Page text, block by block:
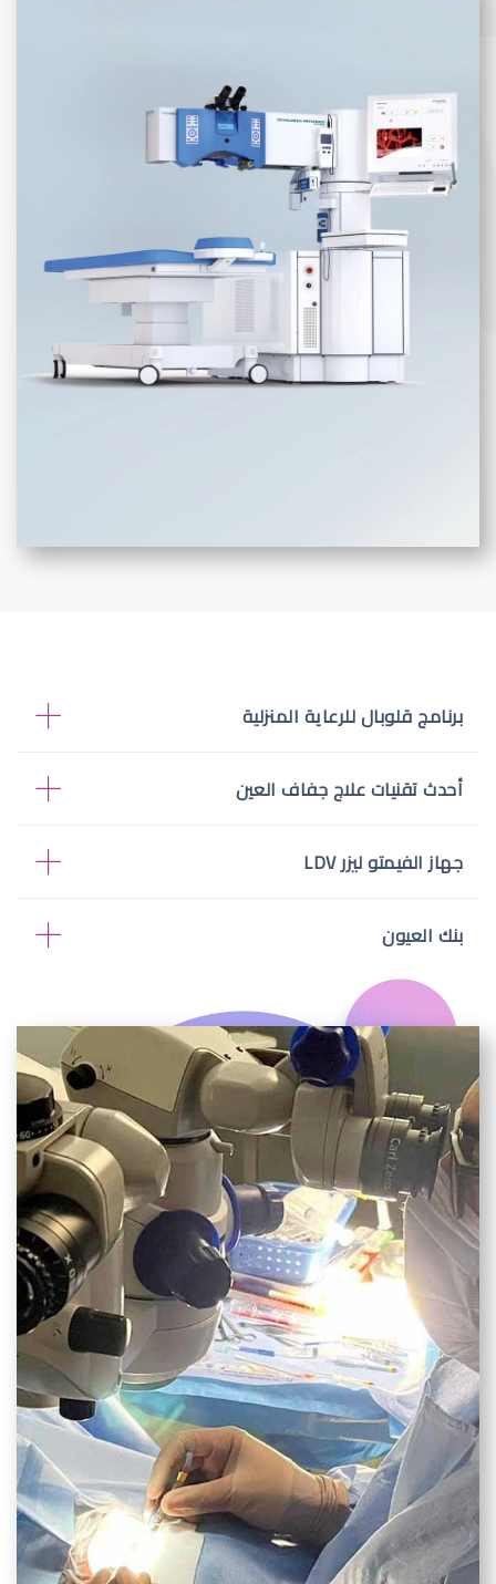
برنامج قلوبال للرعاية المنزلية
أحدث تقنيات علاج جفاف العين
جهاز الفيمتو ليزر LDV
بنك العيون